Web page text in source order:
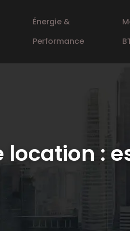
Énergie &
Performance
: